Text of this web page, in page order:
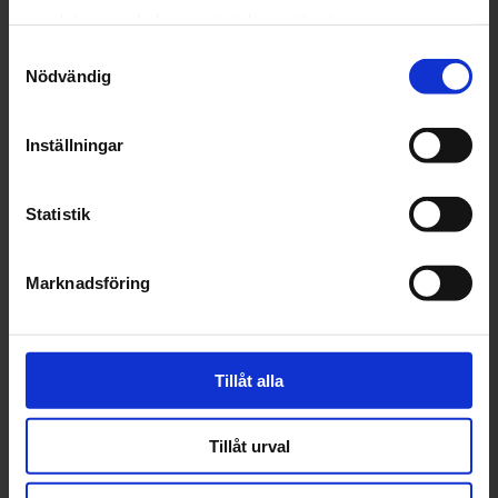
Nödvändig
Inställningar
Statistik
Marknadsföring
Tillåt alla
Tillåt urval
Årskurs